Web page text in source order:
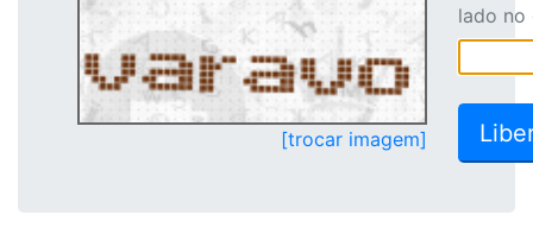
[trocar imagem]
lado no